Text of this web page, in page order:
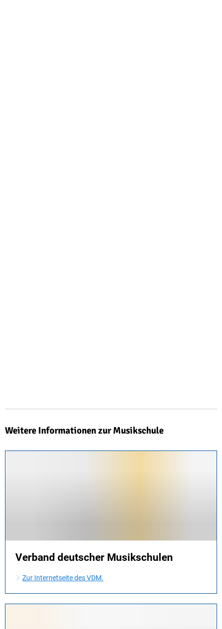
Weitere Informationen zur Musikschule
Verband deutscher Musikschulen
Zur Internetseite des VDM.